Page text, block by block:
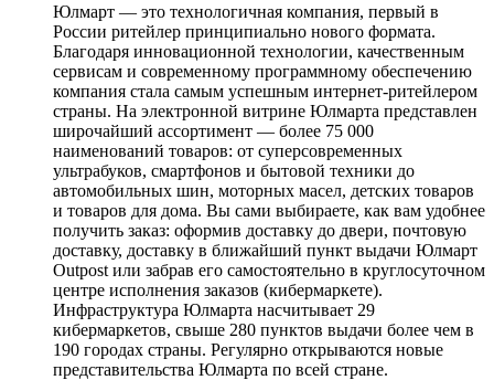
Юлмарт — это технологичная компания, первый в
России ритейлер принципиально нового формата.
Благодаря инновационной технологии, качественным
сервисам и современному программному обеспечению
компания стала самым успешным интернет-ритейлером
страны. На электронной витрине Юлмарта представлен
широчайший ассортимент — более 75 000
наименований товаров: от суперсовременных
ультрабуков, смартфонов и бытовой техники до
автомобильных шин, моторных масел, детских товаров
и товаров для дома. Вы сами выбираете, как вам удобнее
получить заказ: оформив доставку до двери, почтовую
доставку, доставку в ближайший пункт выдачи Юлмарт
Outpost или забрав его самостоятельно в круглосуточном
центре исполнения заказов (кибермаркете).
Инфраструктура Юлмарта насчитывает 29
кибермаркетов, свыше 280 пунктов выдачи более чем в
190 городах страны. Регулярно открываются новые
представительства Юлмарта по всей стране.